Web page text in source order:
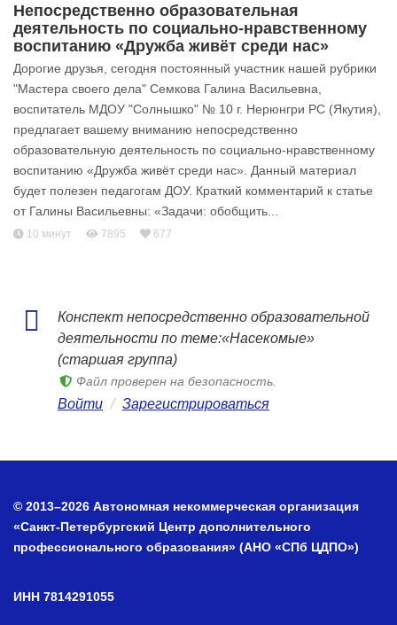
Непосредственно образовательная
деятельность по социально-нравственному
воспитанию «Дружба живёт среди нас»
Дорогие друзья, сегодня постоянный участник нашей рубрики
"Мастера своего дела" Семкова Галина Васильевна,
воспитатель МДОУ "Солнышко" № 10 г. Нерюнгри РС (Якутия),
предлагает вашему вниманию непосредственно
образовательную деятельность по социально-нравственному
воспитанию «Дружба живёт среди нас». Данный материал
будет полезен педагогам ДОУ. Краткий комментарий к статье
от Галины Васильевны: «Задачи: обобщить...
10 минут 7895 677
Конспект непосредственно образовательной
деятельности по теме:«Насекомые»
(старшая группа)
Файл проверен на безопасность.
Войти / Зарегистрироваться
© 2013–2026 Автономная некоммерческая организация
«Санкт-Петербургский Центр дополнительного
профессионального образования» (АНО «СПб ЦДПО»)
ИНН 7814291055